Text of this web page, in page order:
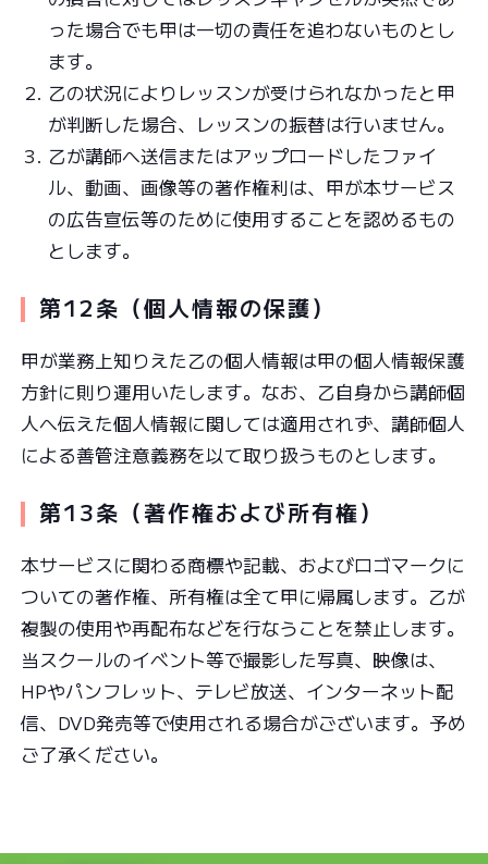
った場合でも甲は一切の責任を追わないものとし
ます。
乙の状況によりレッスンが受けられなかったと甲
が判断した場合、レッスンの振替は行いません。
乙が講師へ送信またはアップロードしたファイ
ル、動画、画像等の著作権利は、甲が本サービス
の広告宣伝等のために使用することを認めるもの
とします。
第12条（個人情報の保護）
甲が業務上知りえた乙の個人情報は甲の個人情報保護
方針に則り運用いたします。なお、乙自身から講師個
人へ伝えた個人情報に関しては適用されず、講師個人
による善管注意義務を以て取り扱うものとします。
第13条（著作権および所有権）
本サービスに関わる商標や記載、およびロゴマークに
ついての著作権、所有権は全て甲に帰属します。乙が
複製の使用や再配布などを行なうことを禁止します。
当スクールのイベント等で撮影した写真、映像は、
HPやパンフレット、テレビ放送、インターネット配
信、DVD発売等で使用される場合がございます。予め
ご了承ください。